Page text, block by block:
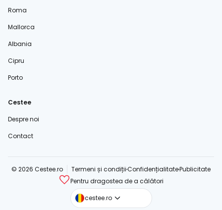
Roma
Mallorca
Albania
Cipru
Porto
Cestee
Despre noi
Contact
© 2026 Cestee.ro Termeni și condițiiConfidențialitatePublicitate
Pentru dragostea de a călători
cestee.ro
cestee.com
cestee.sk